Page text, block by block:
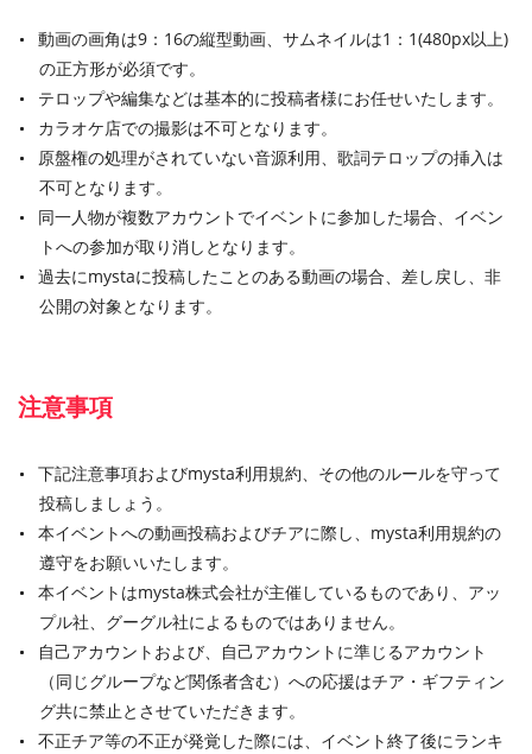
動画の画角は9：16の縦型動画、サムネイルは1：1(480px以上)
の正方形が必須です。
テロップや編集などは基本的に投稿者様にお任せいたします。
カラオケ店での撮影は不可となります。
原盤権の処理がされていない音源利用、歌詞テロップの挿入は
不可となります。
同一人物が複数アカウントでイベントに参加した場合、イベン
トへの参加が取り消しとなります。
過去にmystaに投稿したことのある動画の場合、差し戻し、非
公開の対象となります。
注意事項
下記注意事項およびmysta利用規約、その他のルールを守って
投稿しましょう。
本イベントへの動画投稿およびチアに際し、mysta利用規約の
遵守をお願いいたします。
本イベントはmysta株式会社が主催しているものであり、アッ
プル社、グーグル社によるものではありません。
自己アカウントおよび、自己アカウントに準じるアカウント
（同じグループなど関係者含む）への応援はチア・ギフティン
グ共に禁止とさせていただきます。
不正チア等の不正が発覚した際には、イベント終了後にランキ